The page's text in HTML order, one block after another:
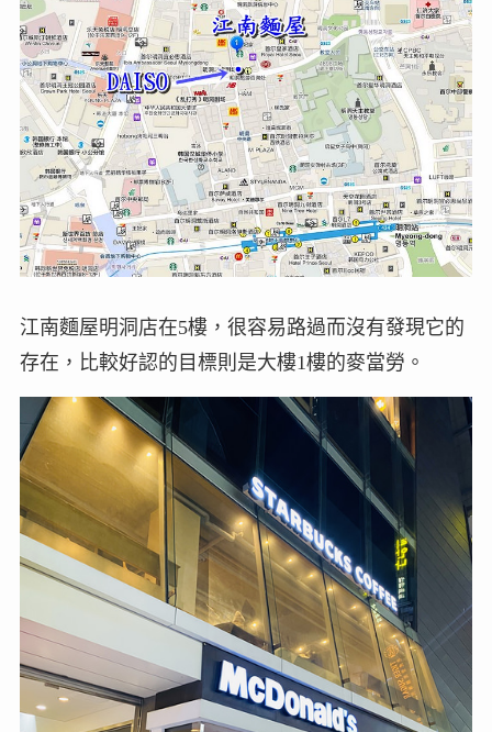
江南麵屋明洞店在5樓，很容易路過而沒有發現它的
存在，比較好認的目標則是大樓1樓的麥當勞。